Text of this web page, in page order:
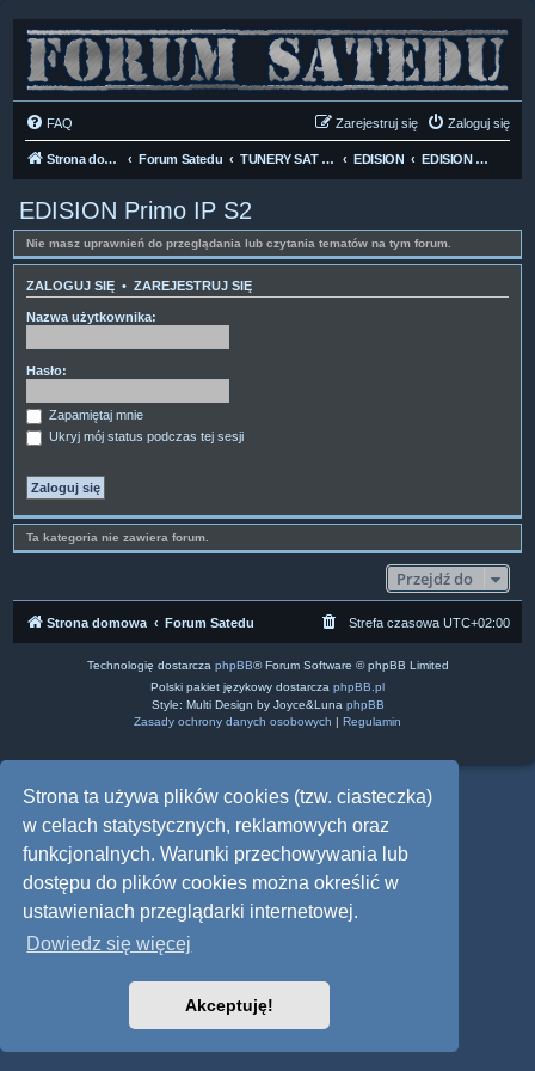
Strona ta używa plików cookies (tzw. ciasteczka)
w celach statystycznych, reklamowych oraz
funkcjonalnych. Warunki przechowywania lub
dostępu do plików cookies można określić w
ustawieniach przeglądarki internetowej.
Dowiedz się więcej
Akceptuję!
FAQ Zaloguj się
Zarejestruj się
Strona domowa Forum Satedu TUNERY SAT HD-LINUX EDISION EDISION Primo IP S2
EDISION Primo IP S2
Nie masz uprawnień do przeglądania lub czytania tematów na tym forum.
ZALOGUJ SIĘ • ZAREJESTRUJ SIĘ
Nazwa użytkownika:
Hasło:
Zapamiętaj mnie
Ukryj mój status podczas tej sesji
Ta kategoria nie zawiera forum.
Przejdź do
Strona domowa Forum Satedu Strefa czasowa UTC+02:00
Technologię dostarcza phpBB® Forum Software © phpBB Limited
Polski pakiet językowy dostarcza phpBB.pl
Style: Multi Design by Joyce&Luna phpBB
Zasady ochrony danych osobowych | Regulamin